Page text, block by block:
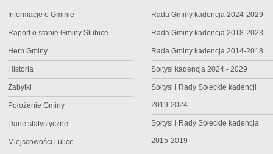
Informacje o Gminie
Raport o stanie Gminy Słubice
Herb Gminy
Historia
Zabytki
Położenie Gminy
Dane statystyczne
Miejscowości i ulice
Rada Gminy kadencja 2024-2029
Rada Gminy kadencja 2018-2023
Rada Gminy kadencja 2014-2018
Sołtysi kadencja 2024 - 2029
Sołtysi i Rady Sołeckie kadencji
2019-2024
Sołtysi i Rady Sołeckie kadencja
2015-2019